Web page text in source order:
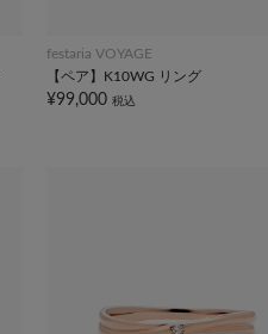
festaria VOYAGE
【ペア】K10WG リング
¥99,000 税込